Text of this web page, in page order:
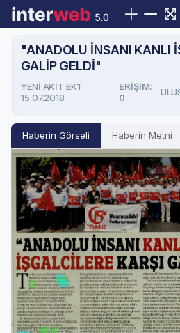
"ANADOLU İNSANI KANLI
GALİP GELDİ"
YENİ AKİT EK1
15.07.2018
ERIŞIM:
0
Haberin Görseli Haberin Metni